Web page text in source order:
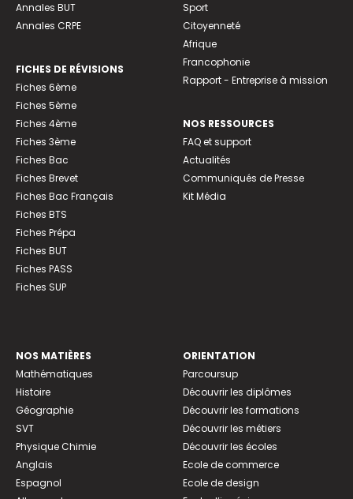
Annales BUT
Annales CRPE
FICHES DE RÉVISIONS
Fiches 6ème
Fiches 5ème
Fiches 4ème
Fiches 3ème
Fiches Bac
Fiches Brevet
Fiches Bac Français
Fiches BTS
Fiches Prépa
Fiches BUT
Fiches PASS
Fiches SUP
Sport
Citoyenneté
Afrique
Francophonie
Rapport - Entreprise à mission
NOS RESSOURCES
FAQ et support
Actualités
Communiqués de Presse
Kit Média
NOS MATIÈRES
Mathématiques
Histoire
Géographie
SVT
Physique Chimie
Anglais
Espagnol
ORIENTATION
Parcoursup
Découvrir les diplômes
Découvrir les formations
Découvrir les métiers
Découvrir les écoles
Ecole de commerce
Ecole de design